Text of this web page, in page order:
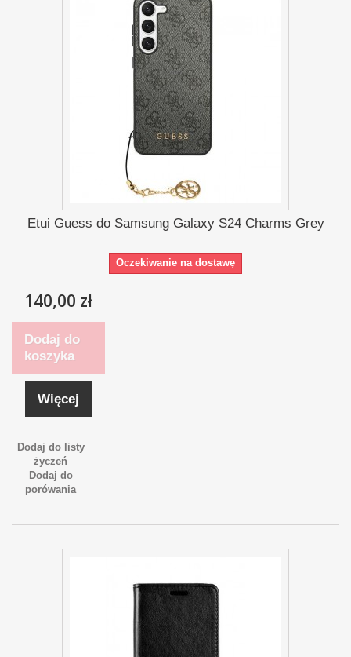
Etui Guess do Samsung Galaxy S24 Charms Grey
Oczekiwanie na dostawę
140,00 zł
Dodaj do
koszyka
Więcej
Dodaj do listy
życzeń
Dodaj do
porówania